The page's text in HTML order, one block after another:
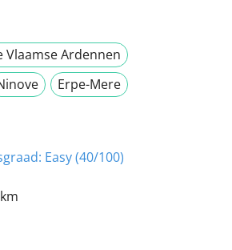
Vlaamse Ardennen
Erpe-Mere
Easy (40/100)